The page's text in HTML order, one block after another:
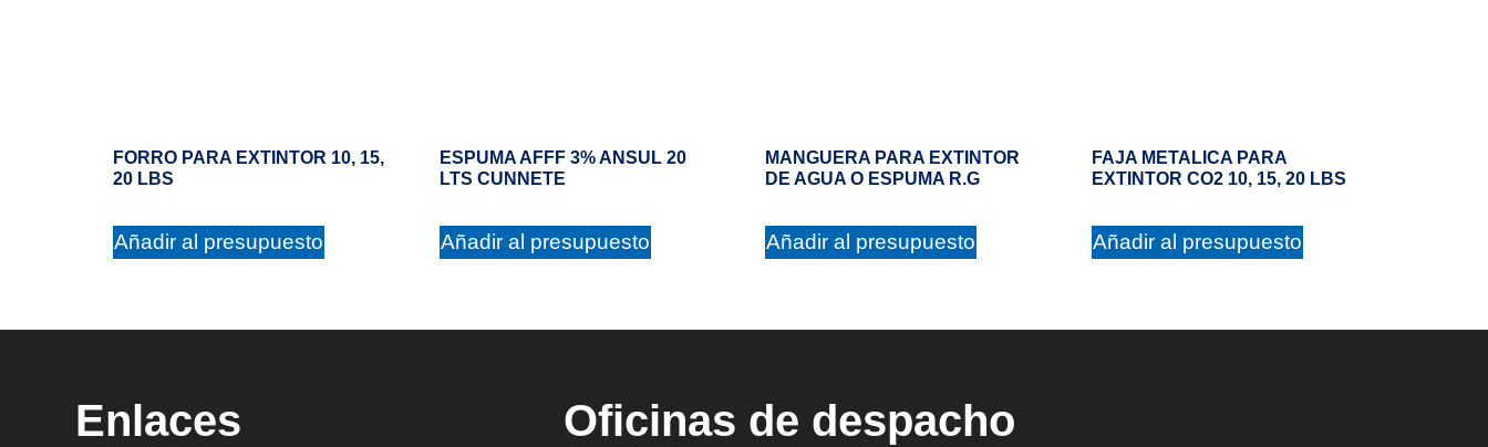
FORRO PARA EXTINTOR 10, 15,
20 LBS
Añadir al presupuesto
ESPUMA AFFF 3% ANSUL 20
LTS CUNNETE
Añadir al presupuesto
MANGUERA PARA EXTINTOR
DE AGUA O ESPUMA R.G
Añadir al presupuesto
FAJA METALICA PARA
EXTINTOR CO2 10, 15, 20 LBS
Añadir al presupuesto
Enlaces Oficinas de despacho